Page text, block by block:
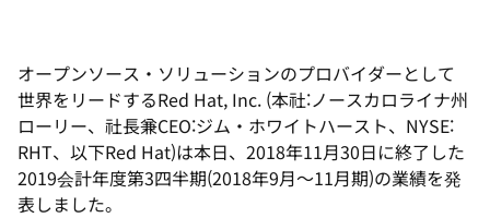
オープンソース・ソリューションのプロバイダーとして
世界をリードするRed Hat, Inc. (本社:ノースカロライナ州
ローリー、社長兼CEO:ジム・ホワイトハースト、NYSE:
RHT、以下Red Hat)は本日、2018年11月30日に終了した
2019会計年度第3四半期(2018年9月～11月期)の業績を発
表しました。